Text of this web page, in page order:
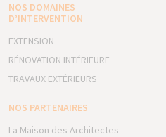
NOS DOMAINES
D’INTERVENTION
EXTENSION
RÉNOVATION INTÉRIEURE
TRAVAUX EXTÉRIEURS
NOS PARTENAIRES
La Maison des Architectes